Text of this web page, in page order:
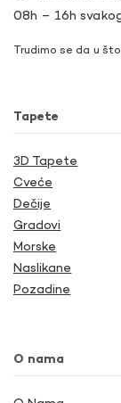
08h – 16h
Trudimo se da u
Tapete
3D Tapete
Cveće
Dečije
Gradovi
Morske
Naslikane
Pozadine
O nama